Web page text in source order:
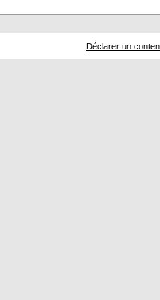
Déclarer un